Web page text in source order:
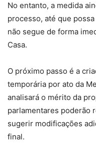
No entanto, a medida
processo, até que
não segue de forma
Casa.
O próximo passo é a
temporária por ato da
analisará o mérito da
parlamentares poderão
sugerir modificações
final.